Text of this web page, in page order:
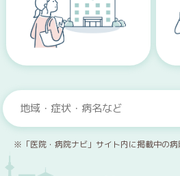
※「医院・病院ナビ」サイト内に掲載中の病